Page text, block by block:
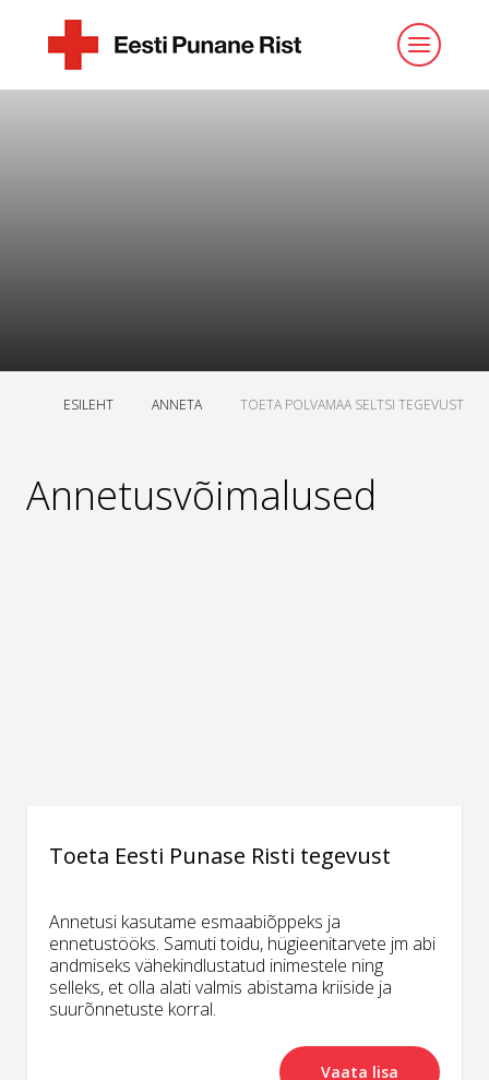
ESILEHT ANNETA TOETA POLVAMAA SELTSI TEGEVUST
Annetusvõimalused
Toeta Eesti Punase Risti tegevust
Annetusi kasutame esmaabiõppeks ja
ennetustööks. Samuti toidu, hügieenitarvete jm abi
andmiseks vähekindlustatud inimestele ning
selleks, et olla alati valmis abistama kriiside ja
suurõnnetuste korral.
Vaata lisa